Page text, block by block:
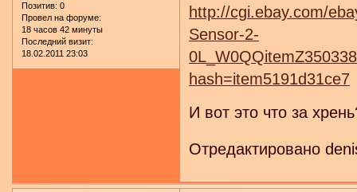
Позитив: 0
Провел на форуме:
18 часов 42 минуты
Последний визит:
18.02.2011 23:03
http://cgi.ebay.com/
Sensor-2-
hash=item5191d31ce7
И вот это что за
Отредактировано